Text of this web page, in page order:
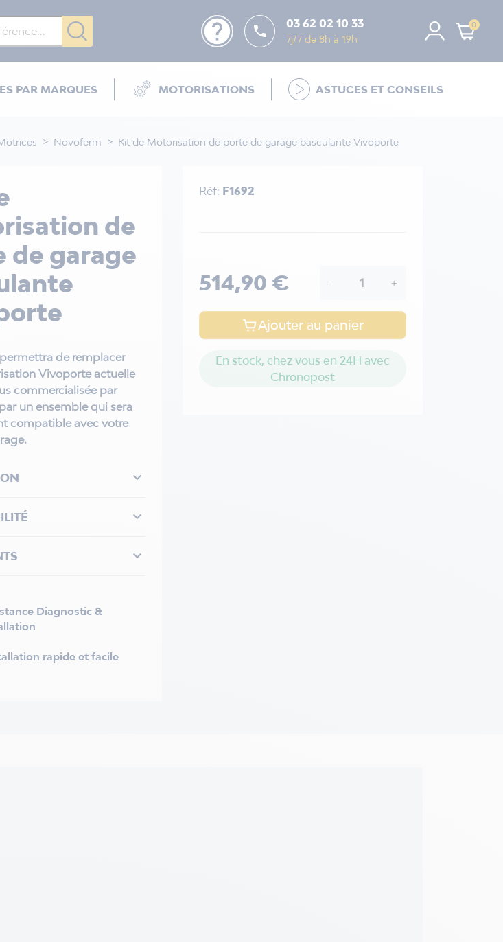
help  03 62 02 10 33
7j/7 de 8h à 19h
0
PAR MARQUES MOTORISATIONS ASTUCES ET CONSEILS
Novoferm Kit de Motorisation de porte de garage basculante Vivoporte
de
de garage
de remplacer
Vivoporte actuelle
commercialisée par
un ensemble qui sera
compatible avec votre



Diagnostic &
rapide et facile
Réf: F1692
514,90 € - +
Ajouter au panier
En stock, chez vous en 24H avec
Chronopost